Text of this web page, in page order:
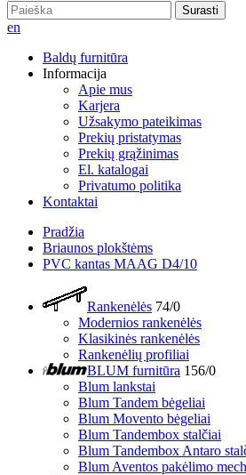
Surasti
en
Baldų furnitūra
Informacija
Apie mus
Karjera
Užsakymo pateikimas
Prekių pristatymas
Prekių grąžinimas
El. katalogai
Privatumo politika
Kontaktai
Pradžia
Briaunos plokštėms
PVC kantas MAAG D4/10
Rankenėlės 74/0
Modernios rankenėlės
Klasikinės rankenėlės
Rankenėlių profiliai
BLUM furnitūra 156/0
Blum lankstai
Blum Tandem bėgeliai
Blum Movento bėgeliai
Blum Tandembox stalčiai
Blum Tandembox Antaro
Blum Aventos pakėlimo